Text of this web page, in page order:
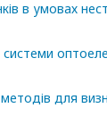
в умовах
для